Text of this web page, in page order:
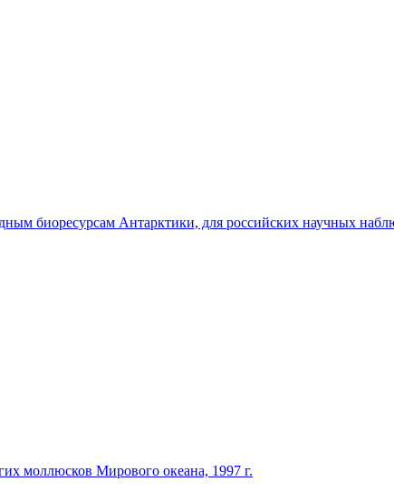
биоресурсам Антарктики, для российских научных
моллюсков Мирового океана, 1997 г.